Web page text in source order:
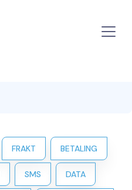
FRAKT BETALING
SMS DATA